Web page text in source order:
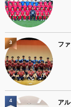
フ
3
ア
4